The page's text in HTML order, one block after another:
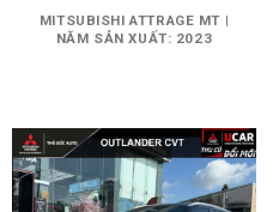
MITSUBISHI ATTRAGE MT |
NĂM SẢN XUẤT: 2023